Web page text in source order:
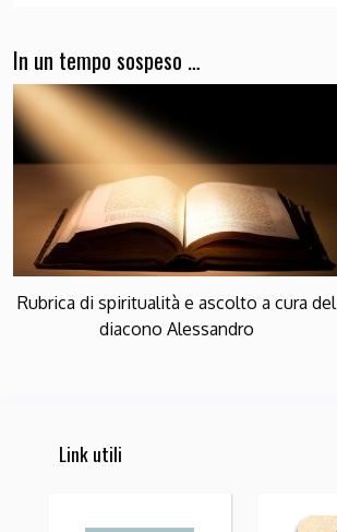
In un tempo sospeso …
Rubrica di spiritualità e ascolto a cura del
diacono Alessandro
Link utili